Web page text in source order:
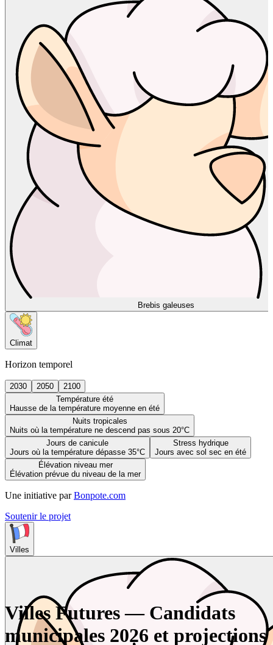
Brebis galeuses
Climat
Horizon temporel
2030 2050
2100
Température été
Hausse de la température moyenne en été
Nuits tropicales
Nuits où la température ne descend pas sous 20°C
Jours de canicule
Jours où la température dépasse 35°C
Stress hydrique
Jours avec sol sec en été
Élévation niveau mer
Élévation prévue du niveau de la mer
Une initiative par Bonpote.com
Soutenir le projet
Villes
Villes Futures — Candidats
municipales 2026 et projections